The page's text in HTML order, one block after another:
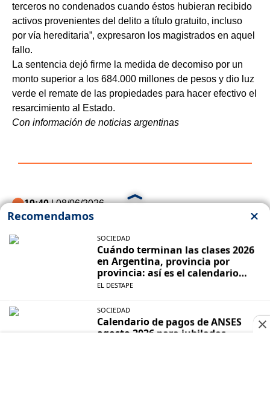
terceros no condenados cuando éstos hubieran recibido
activos provenientes del delito a título gratuito, incluso
por vía hereditaria”, expresaron los magistrados en aquel
fallo.
La sentencia dejó firme la medida de decomiso por un
monto superior a los 684.000 millones de pesos y dio luz
verde el remate de las propiedades para hacer efectivo el
resarcimiento al Estado.
Con información de noticias argentinas
19:40| 08/06/2026
Mensaje a Bullrich: Karina Milei
inauguró una escuela de
dirigentes en CABA, junto a Pilar
Ramírez